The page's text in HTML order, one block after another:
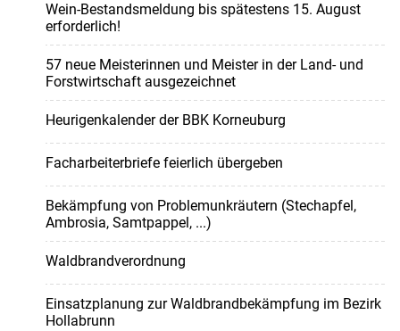
Wein-Bestandsmeldung bis spätestens 15. August
erforderlich!
57 neue Meisterinnen und Meister in der Land- und
Forstwirtschaft ausgezeichnet
Heurigenkalender der BBK Korneuburg
Facharbeiterbriefe feierlich übergeben
Bekämpfung von Problemunkräutern (Stechapfel,
Ambrosia, Samtpappel, ...)
Waldbrandverordnung
Einsatzplanung zur Waldbrandbekämpfung im Bezirk
Hollabrunn